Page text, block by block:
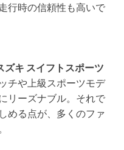
行時の信頼性も高いで
ズキ スイフトスポーツ
チや上級スポーツモデ
リーズナブル。それで
める点が、多くのファ